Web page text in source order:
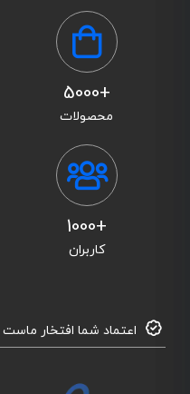
+5000
محصولات
+1000
کاربران
اعتماد شما افتخار ماست